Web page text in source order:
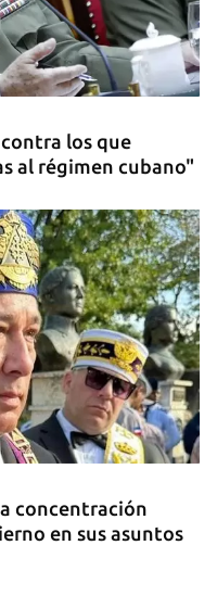
expulsado de
del ICE
contra los que
al régimen cubano"
concentración
en sus asuntos